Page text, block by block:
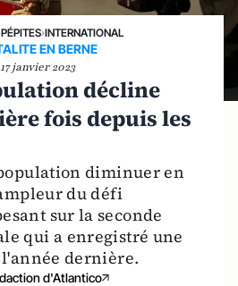
PÉPITES›INTERNATIONAL
EN BERNE
17 janvier 2023
décline
fois depuis les
diminuer en
du défi
sur la seconde
qui a enregistré une
dernière.
d'Atlantico